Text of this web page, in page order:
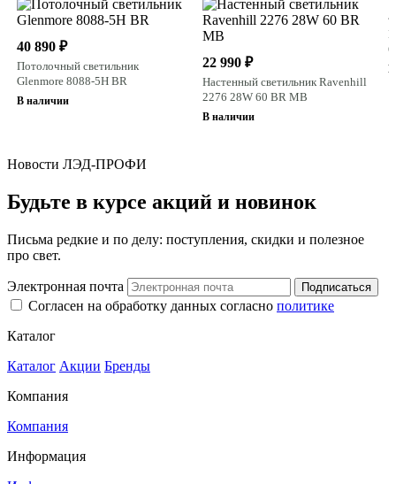
40 890 ₽
Потолочный светильник
Glenmore 8088-5H BR
В наличии
22 990 ₽
Настенный светильник Ravenhill
2276 28W 60 BR MB
В наличии
В
Новости ЛЭД-ПРОФИ
Будьте в курсе акций и новинок
Письма редкие и по делу: поступления, скидки и полезное
про свет.
Электронная почта Подписаться
Согласен на обработку данных согласно политике
Каталог
Каталог Акции Бренды
Компания
Компания
Информация